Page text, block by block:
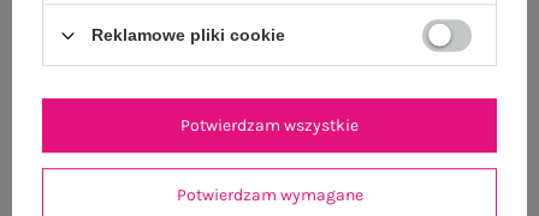
BESTSELLER
139,99 zł 99,99 zł
Reklamowe pliki cookie
Potwierdzam wymagane
Potwierdzam wszystkie